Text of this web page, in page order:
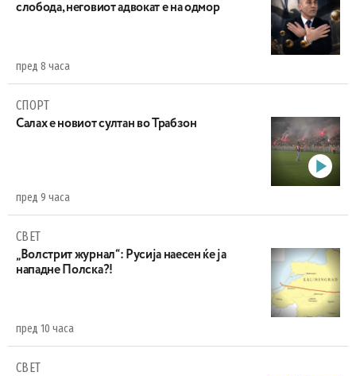
слобода, неговиот адвокат е на одмор
пред 8 часа
СПОРТ
Салах е новиот султан во Трабзон
пред 9 часа
СВЕТ
„Волстрит журнал“: Русија наесен ќе ја
нападне Полска?!
пред 10 часа
СВЕТ